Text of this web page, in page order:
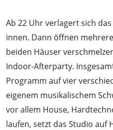
Ab 22 Uhr verlagert sich
innen. Dann öffnen
beiden Häuser
Indoor-Afterparty.
Programm auf vier
eigenem musikalischem
vor allem House,
laufen, setzt das Studio auf